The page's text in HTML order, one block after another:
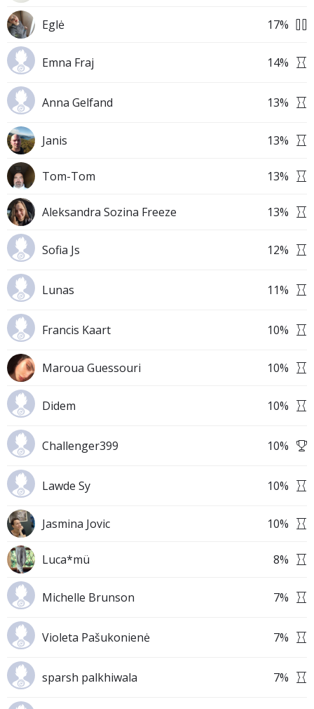
Eglė 17%
Emna Fraj 14%
Anna Gelfand 13%
Janis 13%
Tom-Tom 13%
Aleksandra Sozina Freeze 13%
Sofia Js 12%
Lunas 11%
Francis Kaart 10%
Maroua Guessouri 10%
Didem 10%
Challenger399 10%
Lawde Sy 10%
Jasmina Jovic 10%
Luca*mü 8%
Michelle Brunson 7%
Violeta Pašukonienė 7%
sparsh palkhiwala 7%